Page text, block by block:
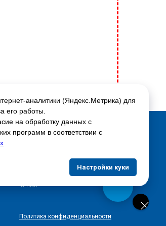
аналитики (Яндекс.Метрика) для
его работы.
на обработку данных с
программ в соответствии с
Настройки куки
Доставка и оплата
О нас
Соцсети:
Политика конфиденциальности